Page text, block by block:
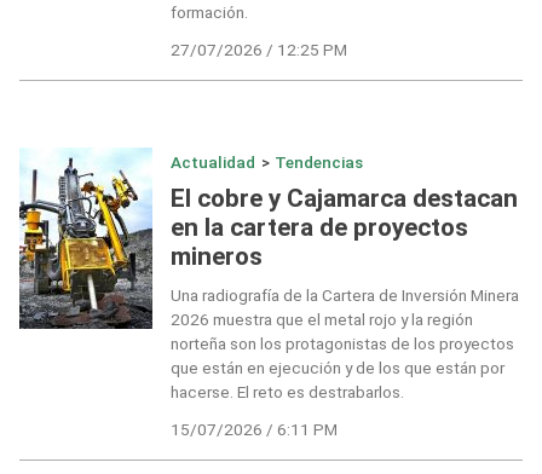
formación.
27/07/2026 / 12:25 PM
Actualidad > Tendencias
El cobre y Cajamarca destacan
en la cartera de proyectos
mineros
Una radiografía de la Cartera de Inversión Minera
2026 muestra que el metal rojo y la región
norteña son los protagonistas de los proyectos
que están en ejecución y de los que están por
hacerse. El reto es destrabarlos.
15/07/2026 / 6:11 PM